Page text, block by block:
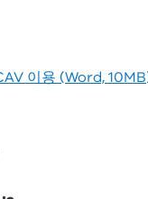
이용 (Word,